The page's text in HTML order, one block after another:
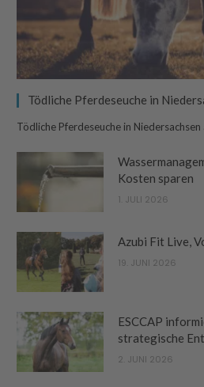
Tödliche Pferdeseuche in
Tödliche Pferdeseuche in
Kosten sparen
1. JULI 2026
Azubi Fit Live,
19. JUNI 2026
ESCCAP
strategische
2. JUNI 2026